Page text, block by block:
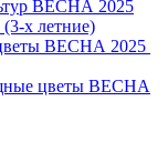
ВЕСНА 2025
х летние)
ВЕСНА 2025
цветы ВЕСНА